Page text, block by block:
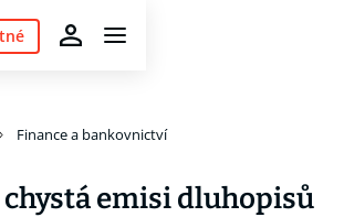
Finance a bankovnictví
emisi dluhopisů